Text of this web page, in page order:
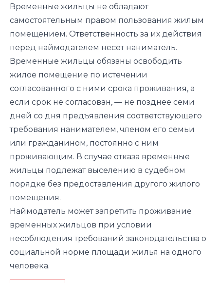
Временные жильцы не обладают
самостоятельным правом пользования жилым
помещением. Ответственность за их действия
перед наймодателем несет наниматель.
Временные жильцы обязаны освободить
жилое помещение по истечении
согласованного с ними срока проживания, а
если срок не согласован, — не позднее семи
дней со дня предъявления соответствующего
требования нанимателем, членом его семьи
или гражданином, постоянно с ним
проживающим. В случае отказа временные
жильцы подлежат выселению в судебном
порядке без предоставления другого жилого
помещения.
Наймодатель может запретить проживание
временных жильцов при условии
несоблюдения требований законодательства о
социальной норме площади жилья на одного
человека.